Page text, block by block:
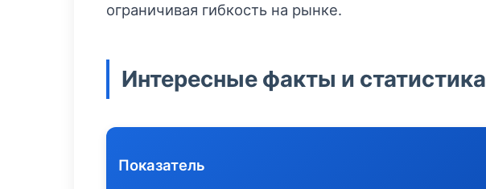
ограничивая гибкость на рынке.
Интересные факты и статистика
Показатель